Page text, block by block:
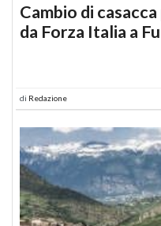
Cambio di
da Forza Italia a
di Redazione